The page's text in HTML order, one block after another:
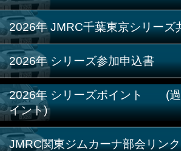
2026年 JMRC千葉東京シリーズ
2026年 シリーズ参加申込書
2026年 シリーズポイント (過
イント)
JMRC関東ジムカーナ部会リンク